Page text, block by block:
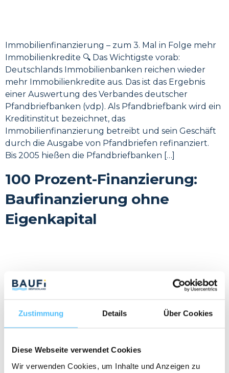
Zustimmung Details Über Cookies
Diese Webseite verwendet Cookies
Wir verwenden Cookies, um Inhalte und Anzeigen zu
Immobilienfinanzierung – zum 3. Mal in Folge mehr
Immobilienkredite 🔍 Das Wichtigste vorab:
Deutschlands Immobilienbanken reichen wieder
mehr Immobilienkredite aus. Das ist das Ergebnis
einer Auswertung des Verbandes deutscher
Pfandbriefbanken (vdp). Als Pfandbriefbank wird ein
Kreditinstitut bezeichnet, das
Immobilienfinanzierung betreibt und sein Geschäft
durch die Ausgabe von Pfandbriefen refinanziert.
Bis 2005 hießen die Pfandbriefbanken […]
100 Prozent-Finanzierung:
Baufinanzierung ohne
Eigenkapital